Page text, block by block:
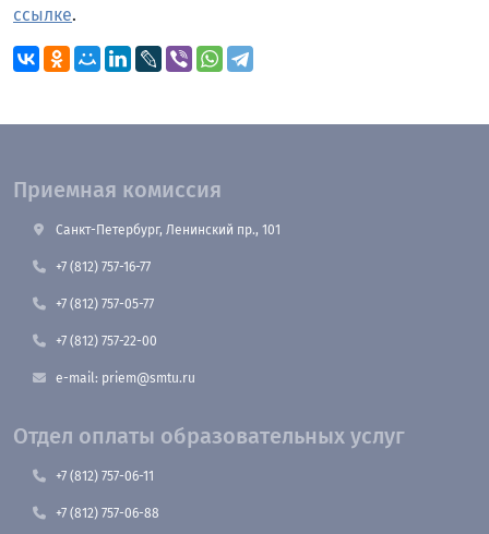
ссылке.
Приемная комиссия
Санкт-Петербург, Ленинский пр., 101
+7 (812) 757-16-77
+7 (812) 757-05-77
+7 (812) 757-22-00
e-mail: priem@smtu.ru
Отдел оплаты образовательных услуг
+7 (812) 757-06-11
+7 (812) 757-06-88